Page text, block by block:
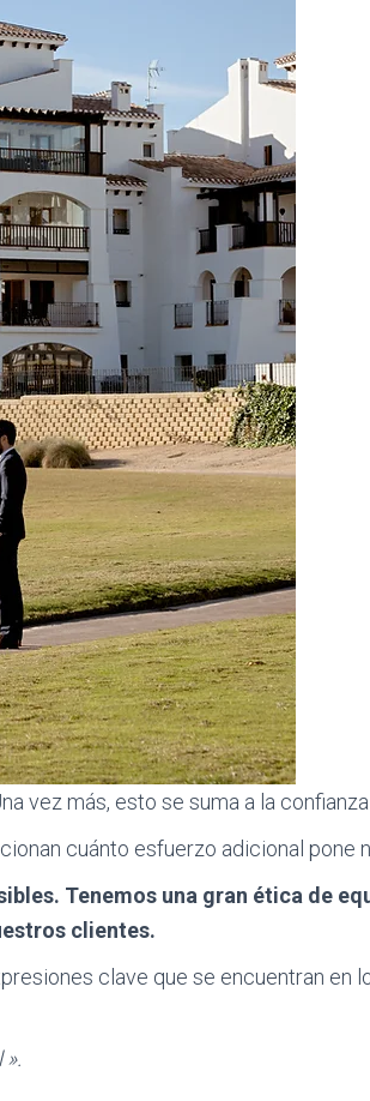
vez más, esto se suma a la
cuánto esfuerzo adicional pone
Tenemos una gran ética de
clientes.
clave que se encuentran